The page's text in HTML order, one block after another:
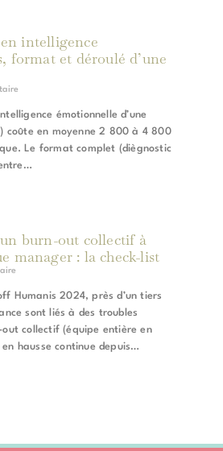
intelligence
format et déroulé d’une
émotionnelle d’une
coûte en moyenne 2 800 à 4 800
Le format complet (diègnostic
burn-out collectif à
manager : la check-list
Humanis 2024, près d’un tiers
sont liés à des troubles
collectif (équipe entière en
hausse continue depuis…